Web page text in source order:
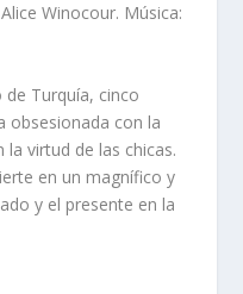
Winocour. Música:
Turquía, cinco
obsesionada con la
virtud de las chicas.
en un magnífico y
y el presente en la